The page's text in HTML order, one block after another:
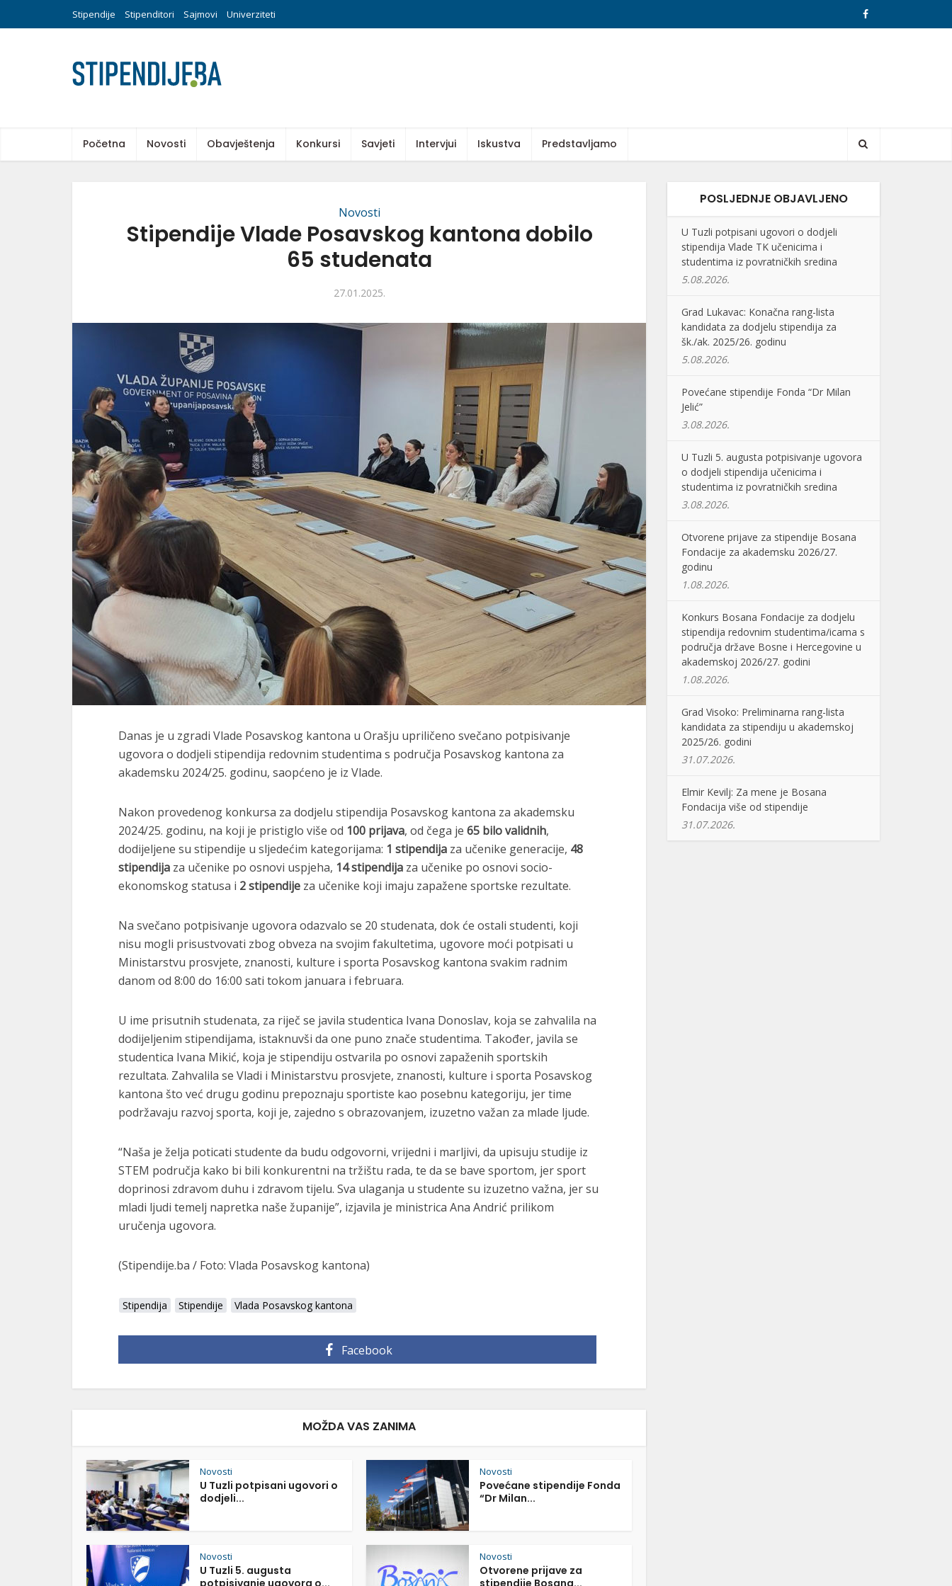
Stipendije Stipenditori Sajmovi Univerziteti
Početna Novosti Obavještenja Konkursi Savjeti Intervjui Iskustva Predstavljamo
Novosti
Stipendije Vlade Posavskog kantona dobilo
65 studenata
27.01.2025.
Danas je u zgradi Vlade Posavskog kantona u Orašju upriličeno svečano potpisivanje
ugovora o dodjeli stipendija redovnim studentima s područja Posavskog kantona za
akademsku 2024/25. godinu, saopćeno je iz Vlade.
Nakon provedenog konkursa za dodjelu stipendija Posavskog kantona za akademsku
2024/25. godinu, na koji je pristiglo više od 100 prijava, od čega je 65 bilo validnih,
dodijeljene su stipendije u sljedećim kategorijama: 1 stipendija za učenike generacije, 48
stipendija za učenike po osnovi uspjeha, 14 stipendija za učenike po osnovi socio-
ekonomskog statusa i 2 stipendije za učenike koji imaju zapažene sportske rezultate.
Na svečano potpisivanje ugovora odazvalo se 20 studenata, dok će ostali studenti, koji
nisu mogli prisustvovati zbog obveza na svojim fakultetima, ugovore moći potpisati u
Ministarstvu prosvjete, znanosti, kulture i sporta Posavskog kantona svakim radnim
danom od 8:00 do 16:00 sati tokom januara i februara.
U ime prisutnih studenata, za riječ se javila studentica Ivana Donoslav, koja se zahvalila na
dodijeljenim stipendijama, istaknuvši da one puno znače studentima. Također, javila se
studentica Ivana Mikić, koja je stipendiju ostvarila po osnovi zapaženih sportskih
rezultata. Zahvalila se Vladi i Ministarstvu prosvjete, znanosti, kulture i sporta Posavskog
kantona što već drugu godinu prepoznaju sportiste kao posebnu kategoriju, jer time
podržavaju razvoj sporta, koji je, zajedno s obrazovanjem, izuzetno važan za mlade ljude.
“Naša je želja poticati studente da budu odgovorni, vrijedni i marljivi, da upisuju studije iz
STEM područja kako bi bili konkurentni na tržištu rada, te da se bave sportom, jer sport
doprinosi zdravom duhu i zdravom tijelu. Sva ulaganja u studente su izuzetno važna, jer su
mladi ljudi temelj napretka naše županije”, izjavila je ministrica Ana Andrić prilikom
uručenja ugovora.
(Stipendije.ba / Foto: Vlada Posavskog kantona)
Stipendija Stipendije Vlada Posavskog kantona
Facebook
MOŽDA VAS ZANIMA
Novosti
U Tuzli potpisani ugovori o
dodjeli...
Novosti
Povećane stipendije Fonda
“Dr Milan...
Novosti
U Tuzli 5. augusta
potpisivanje ugovora o...
Novosti
Otvorene prijave za
stipendije Bosana...
POSLJEDNJE OBJAVLJENO
U Tuzli potpisani ugovori o dodjeli
stipendija Vlade TK učenicima i
studentima iz povratničkih sredina
5.08.2026.
Grad Lukavac: Konačna rang-lista
kandidata za dodjelu stipendija za
šk./ak. 2025/26. godinu
5.08.2026.
Povećane stipendije Fonda “Dr Milan
Jelić”
3.08.2026.
U Tuzli 5. augusta potpisivanje ugovora
o dodjeli stipendija učenicima i
studentima iz povratničkih sredina
3.08.2026.
Otvorene prijave za stipendije Bosana
Fondacije za akademsku 2026/27.
godinu
1.08.2026.
Konkurs Bosana Fondacije za dodjelu
stipendija redovnim studentima/icama s
područja države Bosne i Hercegovine u
akademskoj 2026/27. godini
1.08.2026.
Grad Visoko: Preliminarna rang-lista
kandidata za stipendiju u akademskoj
2025/26. godini
31.07.2026.
Elmir Kevilj: Za mene je Bosana
Fondacija više od stipendije
31.07.2026.